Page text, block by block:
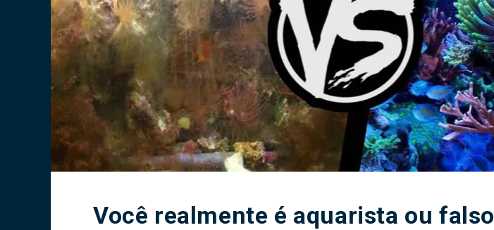
Você realmente é aquarista ou falso